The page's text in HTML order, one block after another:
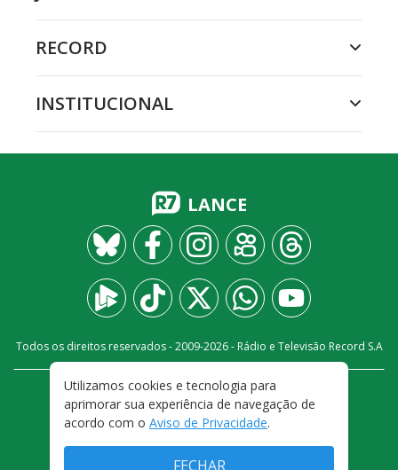
RECORD
INSTITUCIONAL
LANCE
Todos os direitos reservados - 2009-2026- Rádio e Televisão Record S.A
FALE CONOSCO
PRIVACIDADE
TERMOS E CONDIÇÕES DE USO
Utilizamos cookies e tecnologia para
aprimorar sua experiência de navegação de
acordo com o Aviso de Privacidade.
FECHAR